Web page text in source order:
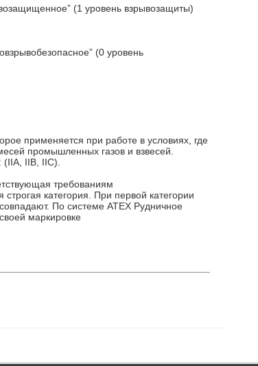
(1 уровень взрывозащиты)
(0 уровень
применяется при работе в условиях, где
промышленных газов и взвесей.
(IIA, IIB, IIC).
требованиям
категория. При первой категории
По системе ATEX Рудничное
маркировке